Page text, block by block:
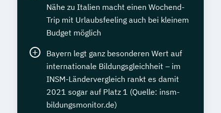
Nähe zu Italien macht einen Wochend-
Trip mit Urlaubsfeeling auch bei kleinem
Budget möglich
Bayern legt ganz besonderen Wert auf
internationale Bildungsgleichheit – im
INSM-Ländervergleich rankt es damit
2021 sogar auf Platz 1 (Quelle: insm-
bildungsmonitor.de)